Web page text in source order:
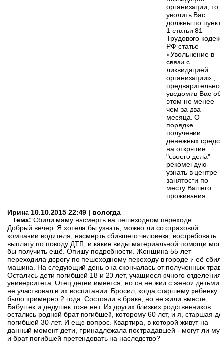
организации, то
уволить Вас
должны по
1 статьи 81
Трудового
РФ статье
«Увольнение в
связи с
ликвидацией
организации».,
предварительно
уведомив Вас
этом не менее
чем за два
месяца. О
порядке
получении
денежных
на открытие
"своего дела"
рекомендую
узнать в центре
занятости по
месту Вашего
проживания.
Ирина 10.10.2015 22:49 | вологда
Тема: Сбили маму насмерть на пешеходном переходе
Добрый вечер. Я хотела бы узнать, можно ли со страховой
компании водителя, насмерть сбившего человека, востребовать
выплату по поводу ДТП, и какие виды материальной помощи
бы получить ещё. Опишу подробности. Женщина 55 лет
переходила дорогу по пешеходному переходу в городе и её
машина. На следующий день она скончалась от полученных
Остались дети погибшей 18 и 20 лет, учащиеся очного
университета. Отец детей имеется, но он не жил с женой
не участвовал в их воспитании. Бросил, когда старшему ребенку
было примерно 2 года. Состояли в браке, но не жили вместе.
Бабушек и дедушек тоже нет. Из других близких родственников
остались родной брат погибшей, которому 60 лет, и я, старшая
погибшей 30 лет. И еще вопрос. Квартира, в которой живут на
данный момент дети, принадлежала пострадавшей - могут ли
и брат погибшей претендовать на наследство?